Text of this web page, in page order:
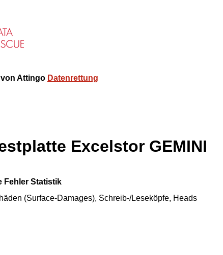
von Attingo Datenrettung
Excelstor GEMINI
Fehler Statistik
(Surface-Damages), Schreib-/Leseköpfe, Heads